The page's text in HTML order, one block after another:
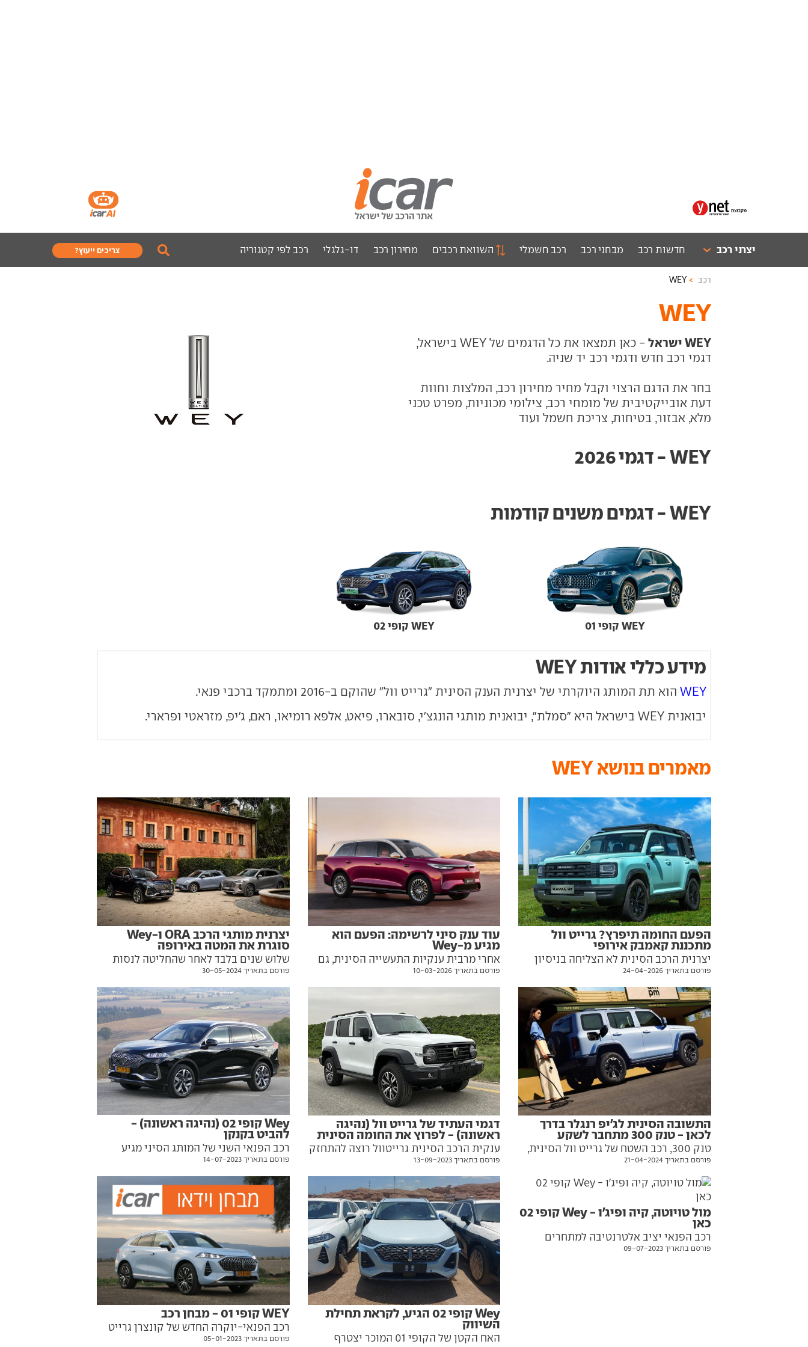
יצרני רכב חדשות רכב מבחני רכב רכב חשמלי השוואת רכבים מחירון רכב דו-גלגלי רכב לפי קטגוריה צריכים ייעוץ?
רכב WEY
WEY
WEY ישראל
- כאן תמצאו את כל הדגמים של WEY בישראל,
דגמי רכב חדש ודגמי רכב יד שניה.
בחר את הדגם הרצוי וקבל מחיר מחירון רכב, המלצות וחוות
דעת אובייקטיבית של מומחי רכב, צילומי מכוניות, מפרט טכני
מלא, אבזור, בטיחות, צריכת חשמל ועוד
WEY - דגמי 2026
WEY - דגמים משנים קודמות
WEY קופי 01 WEY קופי 02
מידע כללי אודות WEY
WEY הוא תת המותג היוקרתי של יצרנית הענק הסינית "גרייט וול" שהוקם ב-2016 ומתמקד ברכבי פנאי.
יבואנית WEY בישראל היא "סמלת", יבואנית מותגי הונגצ'י, סובארו, פיאט, אלפא רומיאו, ראם, ג'יפ, מזראטי ופרארי.
מאמרים בנושא WEY
הפעם החומה תיפרץ? גרייט וול
מתכננת קאמבק אירופי
יצרנית הרכב הסינית לא הצליחה בניסיון
החדירה הקודם ליבשת הישנה, אך מתכננת
ניסיון נוסף עם לא פחות מ-10 דגמים
חדשים בשנתיים הקרובות
פורסם בתאריך 24-04-2026
עוד ענק סיני לרשימה: הפעם הוא
מגיע מ-Wey
אחרי מרבית ענקיות התעשייה הסינית, גם
גרייטוול משתלבת בקטגוריית הענקים עם
דגם היברידי תחת מותג Wey. הנה כל מה
פורסם בתאריך 10-03-2026
יצרנית מותגי הרכב ORA ו-Wey
סוגרת את המטה באירופה
שלוש שנים בלבד לאחר שהחליטה לנסות
שוב, מודיעה גרייט וול הסינית על סגירת
המטה האירופי שאחראי על מותגיה. ומה
תהיה ההשפעה על השיווק בישראל?
פורסם בתאריך 30-05-2024
התשובה הסינית לג'יפ רנגלר בדרך
לכאן - טנק 300 מתחבר לשקע
טנק 300, רכב השטח של גרייט וול הסינית,
מקבל גרסה היברידית נטענת לפני תחילת
השיווק באירופה ובישראל. כל הפרטים עליו
בפנים
פורסם בתאריך 21-04-2024
דגמי העתיד של גרייט וול (נהיגה
ראשונה) - לפרוץ את החומה הסינית
ענקית הרכב הסינית גרייטוול רוצה להתחזק
גם מחוץ לשוק הביתי. עכשיו היא מזניקה
שני דגמים חדשים - ומאוד שונים באופיים -
לקראת 2024. הראשונה היא ORA נקסט
קאט ששואבת לא מעט השראה מפורשה.
השני הוא Wey טנק 300 בסגנון ג'יפ. יצאנו
איתם לסיבוב בכורה
פורסם בתאריך 13-09-2023
Wey קופי 02 (נהיגה ראשונה) -
להביט בקנקן
רכב הפנאי השני של המותג הסיני מגיע
בממדים צנועים ומחיר אטרקטיבי יותר
מהאח הגדול והמוכר. נהגנו בו לראשונה
פורסם בתאריך 14-07-2023
מול טויוטה, קיה ופיג'ו - Wey קופי 02
כאן
רכב הפנאי יציב אלטרנטיבה למתחרים
היברידיים-נטענים מבית מותגים מבוססים
פורסם בתאריך 09-07-2023
Wey קופי 02 הגיע, לקראת תחילת
השיווק
האח הקטן של הקופי 01 המוכר יצטרף
WEY קופי 01 - מבחן רכב
רכב הפנאי-יוקרה החדש של קונצרן גרייט
וול הסיני מציע המון מכל דבר - ובמחיר
פורסם בתאריך 05-01-2023